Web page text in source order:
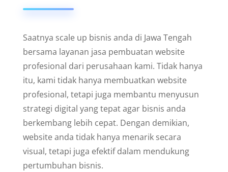
Saatnya scale up bisnis anda di Jawa Tengah
bersama layanan jasa pembuatan website
profesional dari perusahaan kami. Tidak hanya
itu, kami tidak hanya membuatkan website
profesional, tetapi juga membantu menyusun
strategi digital yang tepat agar bisnis anda
berkembang lebih cepat. Dengan demikian,
website anda tidak hanya menarik secara
visual, tetapi juga efektif dalam mendukung
pertumbuhan bisnis.